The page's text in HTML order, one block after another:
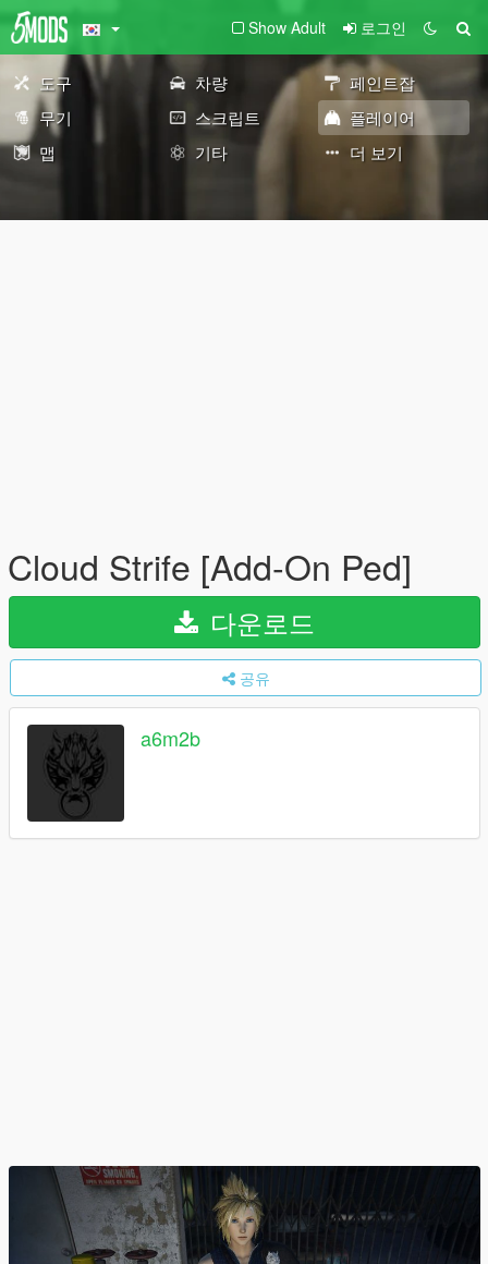
Show Adult 로그인
도구 차량
페인트잡
무기
스크립트
플레이어
맵
기타 더 보기
Cloud Strife [Add-On Ped]
다운로드
공유
a6m2b